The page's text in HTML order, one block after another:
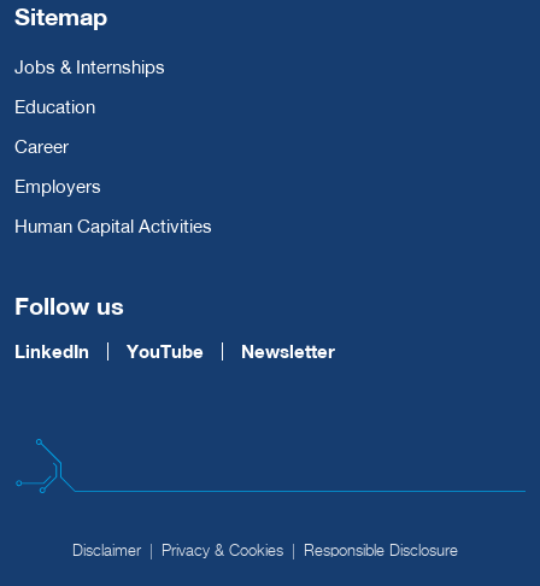
Sitemap
Jobs & Internships
Education
Career
Employers
Human Capital Activities
Follow us
LinkedIn YouTube Newsletter
Disclaimer Privacy & Cookies Responsible Disclosure